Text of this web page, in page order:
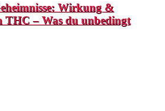
Wirkung &
THC – Was du unbedingt